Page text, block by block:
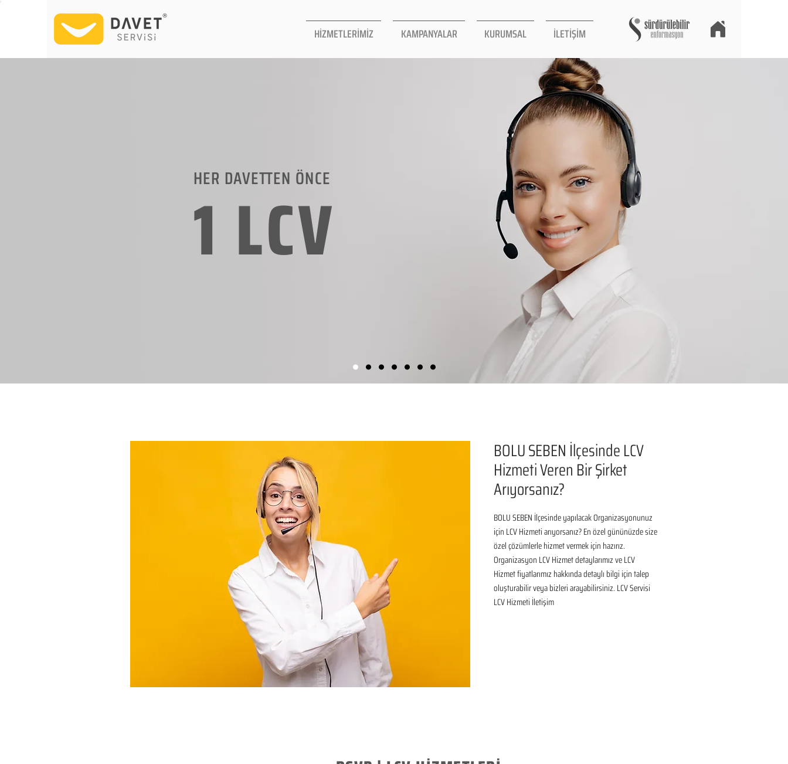
HİZMETLERİMİZ KAMPANYALAR KURUMSAL İLETİŞİM
HER DAVETTEN ÖNCE
1 LCV
BOLU SEBEN İlçesinde LCV
Hizmeti Veren Bir Şirket
Arıyorsanız?
BOLU SEBEN İlçesinde yapılacak Organizasyonunuz
için LCV Hizmeti arıyorsanız? En özel gününüzde size
özel çözümlerle hizmet vermek için hazırız.
Organizasyon LCV Hizmet detaylarımız ve LCV
Hizmet fiyatlarımız hakkında detaylı bilgi için talep
oluşturabilir veya bizleri arayabilirsiniz. LCV Servisi
LCV Hizmeti İletişim